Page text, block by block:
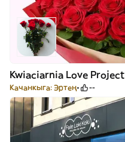
Kwiaciarnia Love Project
Качанкыга: Эртең --